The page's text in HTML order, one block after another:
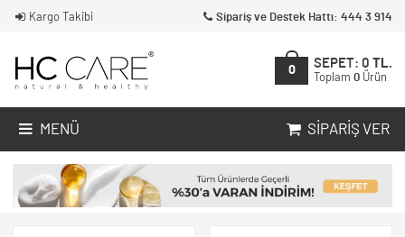
Kargo Takibi Sipariş ve Destek Hattı: 444 3 914
0
SEPET: 0 TL.
Toplam 0 Ürün
MENÜ SIPARIŞ VER